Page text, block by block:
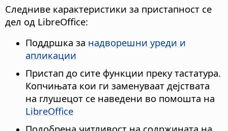
Следниве карактеристики за пристапност се
дел од LibreOffice:
Поддршка за надворешни уреди и
апликации
Пристап до сите функции преку тастатура.
Копчињата кои ги заменуваат дејствата
на глушецот се наведени во помошта на
LibreOffice